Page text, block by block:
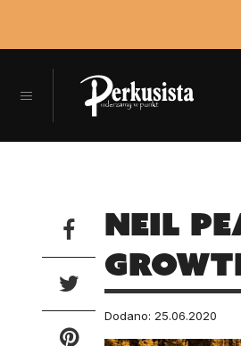
Neil
Dodano: 25.06.2020